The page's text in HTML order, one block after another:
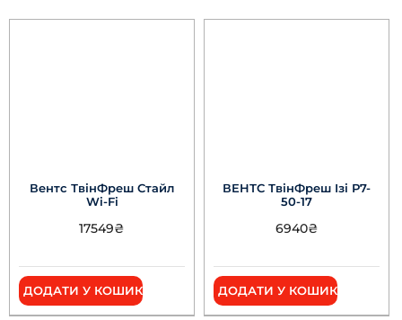
Вентс ТвінФреш Стайл
Wi-Fi
17549₴
ДОДАТИ У КОШИК
ВЕНТС ТвінФреш Ізі Р7-
50-17
6940₴
ДОДАТИ У КОШИК